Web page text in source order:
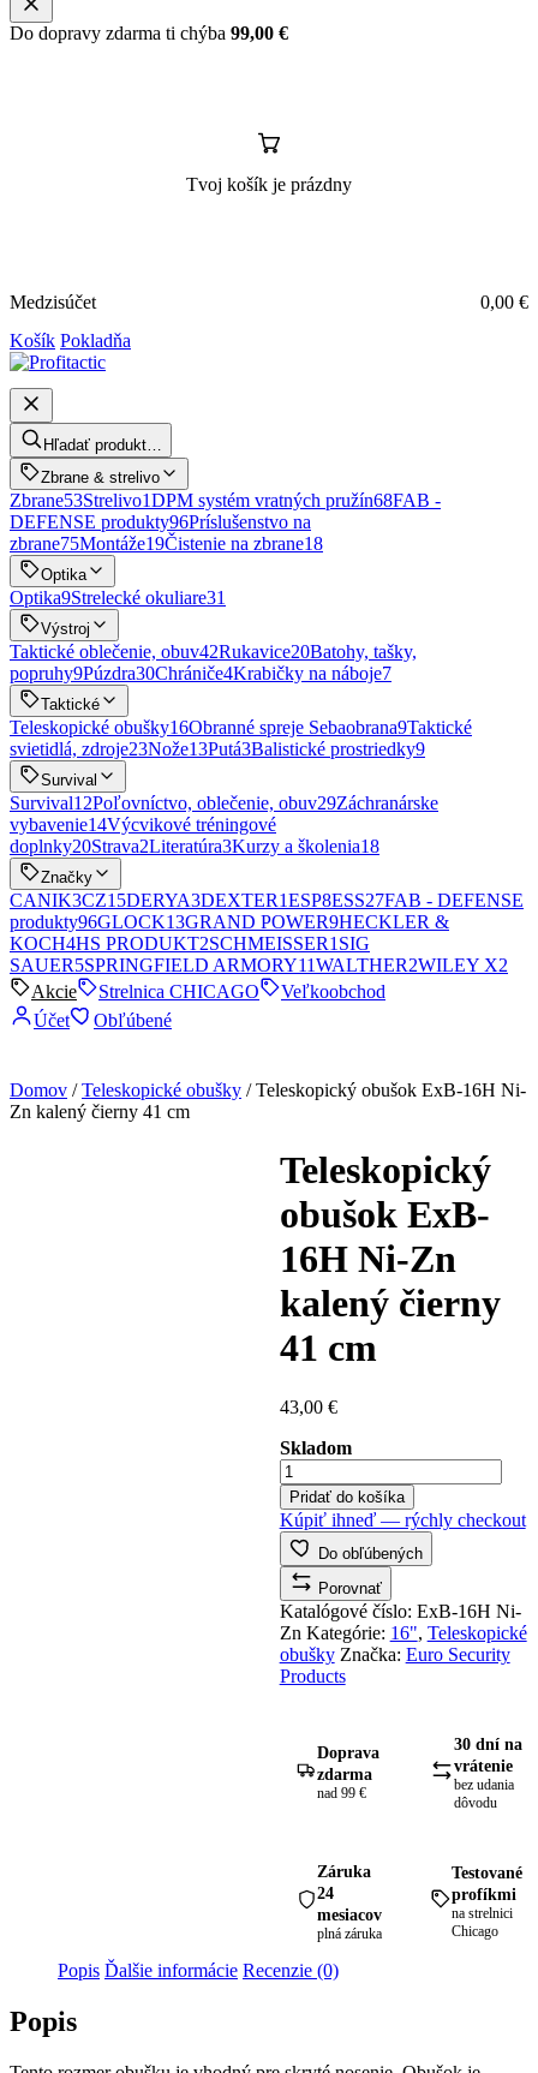
Do dopravy zdarma ti chýba 99,00 €
Tvoj košík je prázdny
Medzisúčet 0,00 €
Košík Pokladňa
Hľadať produkt…
Zbrane & strelivo
Zbrane53Strelivo1DPM systém vratných pružín68FAB -
DEFENSE produkty96Príslušenstvo na
zbrane75Montáže19Čistenie na zbrane18
Optika
Optika9Strelecké okuliare31
Výstroj
Taktické oblečenie, obuv42Rukavice20Batohy, tašky,
popruhy9Púzdra30Chrániče4Krabičky na náboje7
Taktické
Teleskopické obušky16Obranné spreje Sebaobrana9Taktické
svietidlá, zdroje23Nože13Putá3Balistické prostriedky9
Survival
Survival12Poľovníctvo, oblečenie, obuv29Záchranárske
vybavenie14Výcvikové tréningové
doplnky20Strava2Literatúra3Kurzy a školenia18
Značky
CANIK3CZ15DERYA3DEXTER1ESP8ESS27FAB - DEFENSE
produkty96GLOCK13GRAND POWER9HECKLER &
KOCH4HS PRODUKT2SCHMEISSER1 SIG
SAUER5SPRINGFIELD ARMORY11WALTHER2WILEY X2
Akcie
Strelnica CHICAGO
Veľkoobchod
Účet
Obľúbené
Domov /Teleskopické obušky / Teleskopický obušok ExB-16H Ni-
Zn kalený čierny 41 cm
Teleskopický
obušok ExB-
16H Ni-Zn
kalený čierny
41 cm
43,00 €
Skladom
množstvo
Teleskopický
obušok
ExB-
16H
Ni-
Zn
kalený
čierny
41
cm
Pridať do košíka
Kúpiť ihneď — rýchly checkout
Do obľúbených
Porovnať
Katalógové číslo: ExB-16H Ni-
Zn Kategórie: 16", Teleskopické
obušky Značka: Euro Security
Products
Doprava
zdarma
nad 99 €
30 dní na
vrátenie
bez udania
dôvodu
Záruka
24
mesiacov
plná záruka
Testované
profíkmi
na strelnici
Chicago
Popis Ďalšie informácie Recenzie (0)
Popis